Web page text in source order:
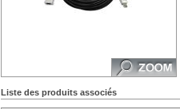
Liste des produits associés